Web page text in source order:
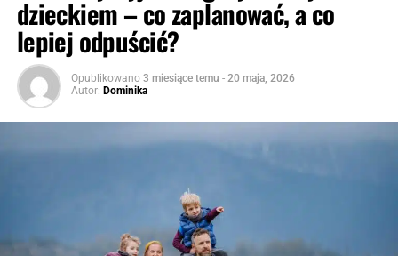
dzieckiem – co zaplanować, a co
lepiej odpuścić?
Opublikowano 3 miesiące temu - 20 maja, 2026
Autor: Dominika